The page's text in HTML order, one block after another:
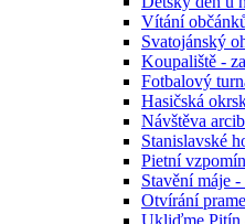
Vítání
Svatojánský
Koupaliště -
Fotbalový
Hasičská
Návštěva
Stanislavské
Pietní
Stavění máje
Otvírání
Ukliďme Pitín